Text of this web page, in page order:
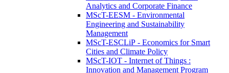
Analytics and Corporate Finance
MScT-EESM - Environmental
Engineering and Sustainability
Management
MScT-ESCLiP - Economics for Smart
Cities and Climate Policy
MScT-IOT - Internet of Things :
Innovation and Management Program